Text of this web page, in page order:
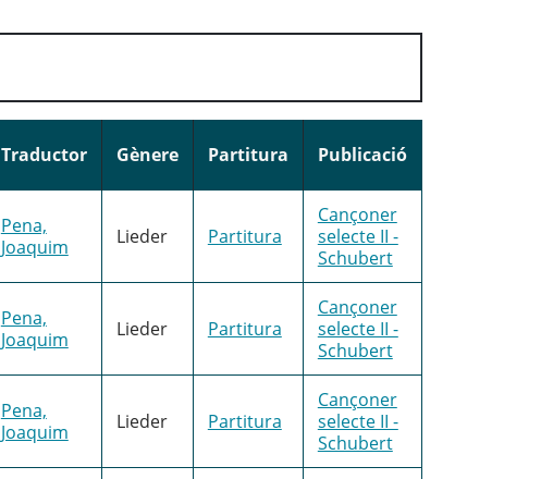
Traductor Gènere Partitura Publicació
Pena,
Joaquim
Lieder Partitura
Cançoner
selecte II -
Schubert
Pena,
Joaquim
Lieder Partitura
Cançoner
selecte II -
Schubert
Pena,
Joaquim
Lieder Partitura
Cançoner
selecte II -
Schubert